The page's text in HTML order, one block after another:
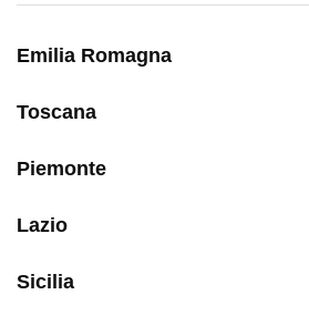
Emilia Romagna
Toscana
Piemonte
Lazio
Sicilia